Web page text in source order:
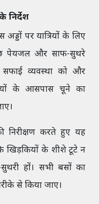
निर्देश
अड्डों पर यात्रियों के लिए
पेयजल और साफ-सुथरे
सफाई व्यवस्था को और
के आसपास चूने का
निरीक्षण करते हुए यह
खिड़कियों के शीशे टूटे न
हों। सभी बसों का
से किया जाए।